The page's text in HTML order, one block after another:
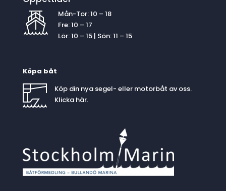
Mån-Tor: 10 – 18
Fre: 10 – 17
Lör: 10 – 15 | Sön: 11 – 15
Köpa båt
Köp din nya segel- eller motorbåt av oss.
Klicka här.